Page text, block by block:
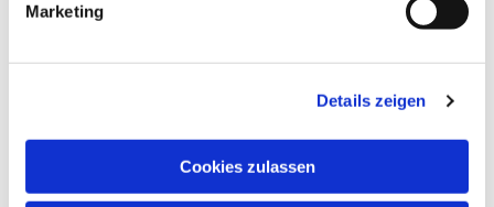
Marketing
Details zeigen
Cookies zulassen